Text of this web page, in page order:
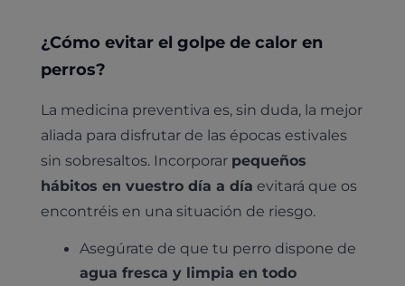
¿Cómo evitar el golpe de calor en
perros?
La medicina preventiva es, sin duda, la mejor
aliada para disfrutar de las épocas estivales
sin sobresaltos. Incorporar pequeños
hábitos en vuestro día a día evitará que os
encontréis en una situación de riesgo.
Asegúrate de que tu perro dispone de
agua fresca y limpia en todo